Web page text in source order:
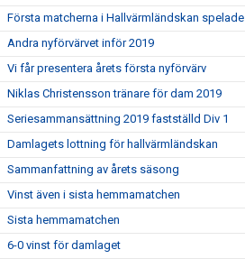
Första matcherna i Hallvärmländskan spelade
Andra nyförvärvet inför 2019
Vi får presentera årets första nyförvärv
Niklas Christensson tränare för dam 2019
Seriesammansättning 2019 fastställd Div 1
Damlagets lottning för hallvärmländskan
Sammanfattning av årets säsong
Vinst även i sista hemmamatchen
Sista hemmamatchen
6-0 vinst för damlaget